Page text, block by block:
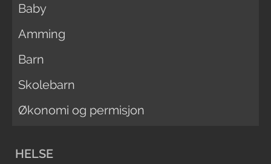
Baby
Amming
Barn
Skolebarn
Økonomi og permisjon
HELSE